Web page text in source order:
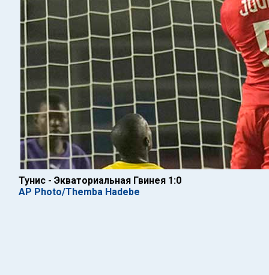
Тунис - Экваториальная Гвинея 1:0
AP Photo/Themba Hadebe